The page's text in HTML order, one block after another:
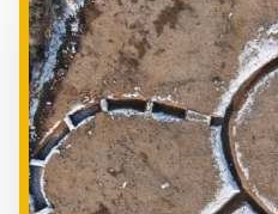
ZNANOST